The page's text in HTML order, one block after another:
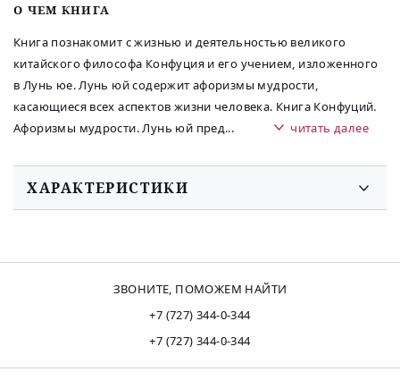
O ЧЕМ КНИГА
Книга познакомит с жизнью и деятельностью великого
китайского философа Конфуция и его учением, изложенного
в Лунь юе. Лунь юй содержит афоризмы мудрости,
касающиеся всех аспектов жизни человека. Книга Конфуций.
Афоризмы мудрости. Лунь юй пред... читать далее
ХАРАКТЕРИСТИКИ
ЗВОНИТЕ, ПОМОЖЕМ НАЙТИ
+7 (727) 344-0-344
+7 (727) 344-0-344